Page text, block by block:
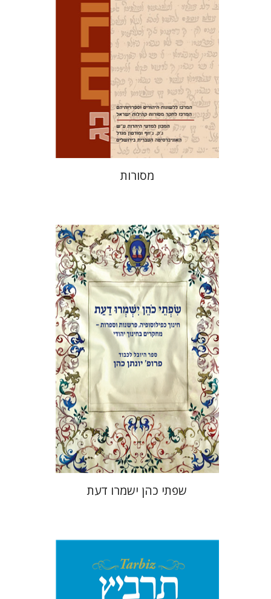
הנחת אתר ספר מודפס
$35
$32
מסורות
אלי הולצר אבינועם רוזנק
הנחת אתר ספר מודפס
$46
$41
שפתי כהן ישמרו דעת
יהונתן גארב מיכאל סיגל